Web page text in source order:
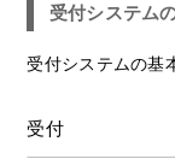
受付システム
受付システムの基
受付